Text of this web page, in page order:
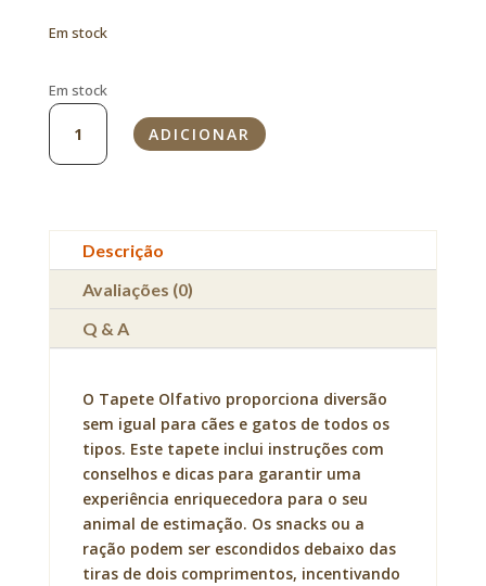
Em stock
Em stock
Quantidade
Tapete
e
Gatos
ADICIONAR
Descrição
Avaliações (0)
Q & A
O Tapete Olfativo proporciona diversão
sem igual para cães e gatos de todos os
tipos. Este tapete inclui instruções com
conselhos e dicas para garantir uma
experiência enriquecedora para o seu
animal de estimação. Os snacks ou a
ração podem ser escondidos debaixo das
tiras de dois comprimentos, incentivando